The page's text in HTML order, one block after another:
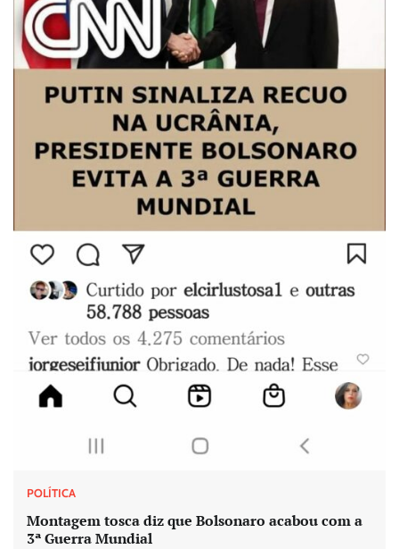
POLÍTICA
Montagem tosca diz que Bolsonaro acabou com a
3ª Guerra Mundial